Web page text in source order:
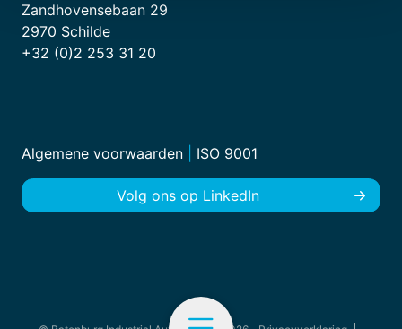
Zandhovensebaan 29
2970 Schilde
+32 (0)2 253 31 20
Algemene voorwaarden ISO 9001
Volg ons op LinkedIn